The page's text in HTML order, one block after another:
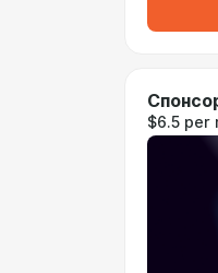
$6.5 per